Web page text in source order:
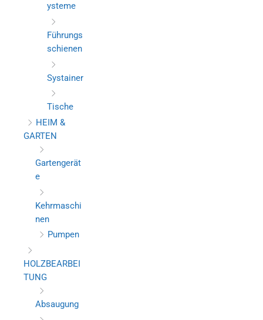
ysteme
Führungs
schienen
Systainer
Tische
HEIM &
GARTEN
Gartengerät
e
Kehrmaschi
nen
Pumpen
HOLZBEARBEI
TUNG
Absaugung